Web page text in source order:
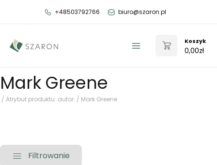
+48503792766 biuro@szaron.pl
Menu
Koszyk
0,00zł
Mark Greene
/ Atrybut produktu: autor: / Mark Greene
Filtrowanie